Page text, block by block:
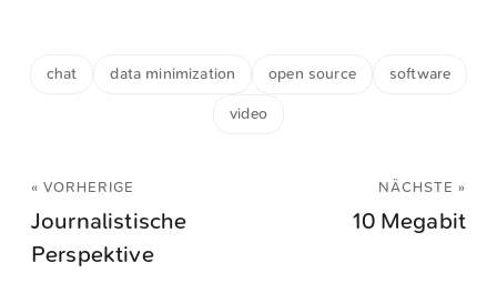
chat data minimization open source software
video
« VORHERIGE
Journalistische
Perspektive
NÄCHSTE »
10 Megabit